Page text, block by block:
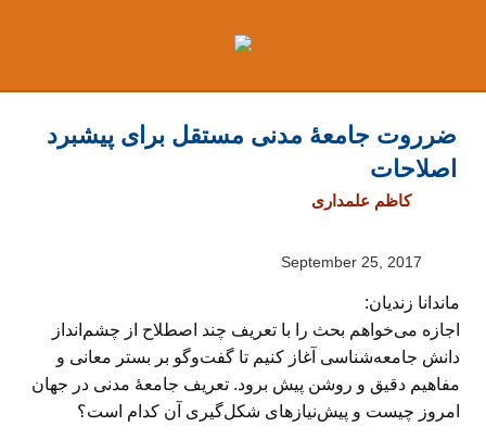
ضرروت جامعهٔ مدنی مستقل برای پیشبرد
اصلاحات
کاظم علمداری
September 25, 2017
ماندانا زندیان:
اجازه می‌خواهم بحث را با تعریف چند اصطلاح از چشم‌انداز
دانش جامعه‌شناسی آغاز کنیم تا گفت‌وگو بر بستر معانی و
مفاهیم دقیق و روشن پیش برود. تعریف جامعهٔ مدنی در جهان
امروز چیست و پیش‌نیازهای شکل‌گیری آن کدام‌ است؟